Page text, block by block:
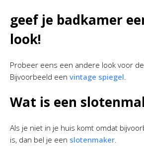
geef je badkamer
look!
Probeer eens een andere look voor
Bijvoorbeeld een vintage spiegel.
Wat is een
Als je niet in je huis komt omdat
is, dan bel je een slotenmaker.